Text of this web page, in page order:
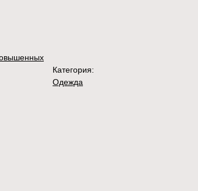
Категория:
Одежда